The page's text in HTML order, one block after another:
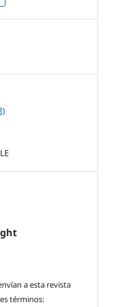
a esta revista
términos: